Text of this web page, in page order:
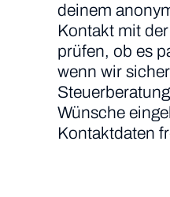
deinem
Kontakt mit
prüfen, ob es
wenn wir
Wünsche
Kontaktdaten